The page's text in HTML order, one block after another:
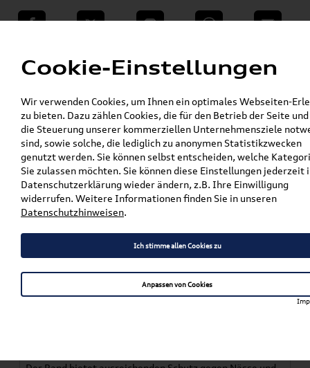
teilen Twitter Instagram WhatsApp E-Mail
VW Shop - VW Originalteile und Zubehör »
VW Zubehör » Komfort & Schutz »
Gepäckraumeinlagen » Polo »
Original VW Polo (AW) Gepäckraumeinlage
Tiefer Ladeboden 2G0061160A
Original VW Polo (AW)
Gepäckraumeinlage Tiefer
Ladeboden 2G0061160A
Artikelbeschreibung
Cookie-Einstellungen
Wir verwenden Cookies, um Ihnen ein optimales Webseiten-
zu bieten. Dazu zählen Cookies, die für den Betrieb der Seite
die Steuerung unserer kommerziellen Unternehmensziele
sind, sowie solche, die lediglich zu anonymen Statistikzwecken
genutzt werden. Sie können selbst entscheiden, welche
Sie zulassen möchten. Sie können diese Einstellungen jederzeit
Datenschutzerklärung wieder ändern, z.B. Ihre Einwilligung
widerrufen. Weitere Informationen finden Sie in unseren
Datenschutzhinweisen.
Ich stimme allen Cookies zu
Anpassen von Cookies